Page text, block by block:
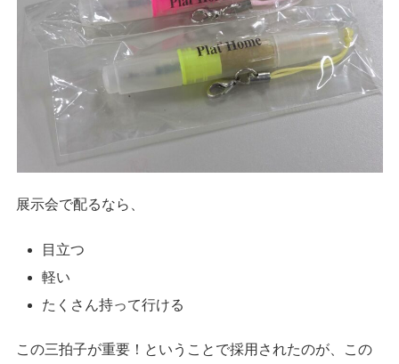
展示会で配るなら、
目立つ
軽い
たくさん持って行ける
この三拍子が重要！ということで採用されたのが、この